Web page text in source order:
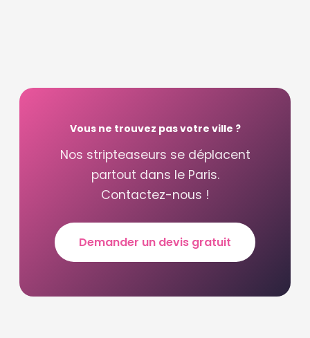
Vous ne trouvez pas votre ville ?
Nos stripteaseurs se déplacent
partout dans le Paris.
Contactez-nous !
Demander un devis gratuit